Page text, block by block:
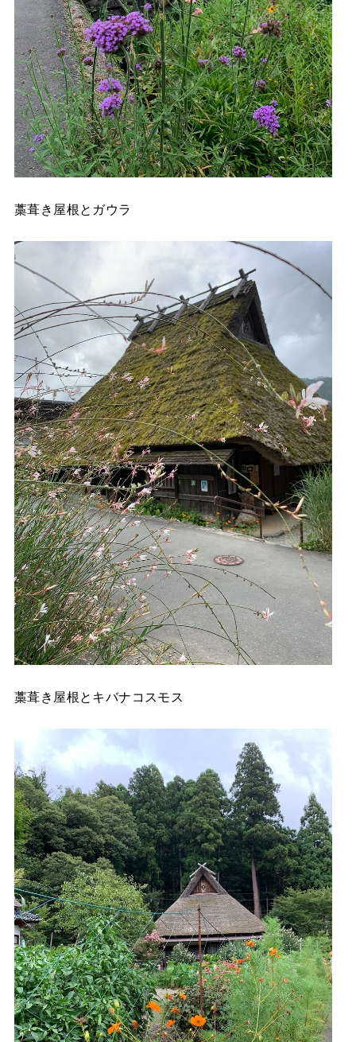
藁葺き屋根とガウラ
藁葺き屋根とキバナコスモス